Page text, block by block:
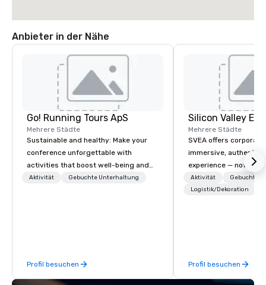
Anbieter in der Nähe
Go! Running Tours ApS
Mehrere Städte
Sustainable and healthy: Make your
conference unforgettable with
activities that boost well-being and
lower carbon footprints. Explore the
Aktivität Gebuchte Unterhaltung
Profil besuchen
Mehrere Städte
SVEA offers
immersive, authentic
experience — not a
transformation. We
facilitate custom
offsites. Whether
think like a Silicon
Aktivität
Gebuchte
Logistik/Dekoration
Profil besuchen